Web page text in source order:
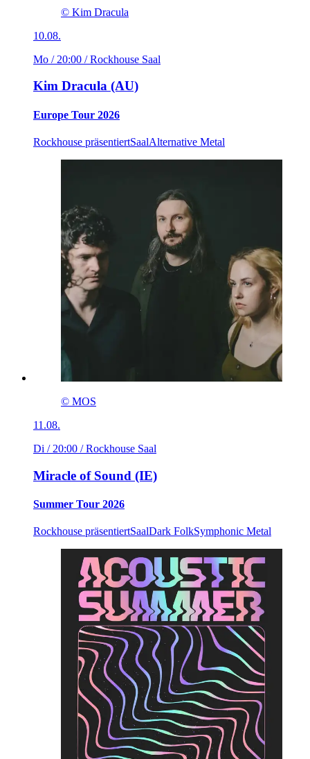
© Kim Dracula
10.08.
Mo / 20:00 / Rockhouse Saal
Kim Dracula (AU)
Europe Tour 2026
Rockhouse präsentiertSaalAlternative Metal
© MOS
11.08.
Di / 20:00 / Rockhouse Saal
Miracle of Sound (IE)
Summer Tour 2026
Rockhouse präsentiertSaalDark FolkSymphonic Metal